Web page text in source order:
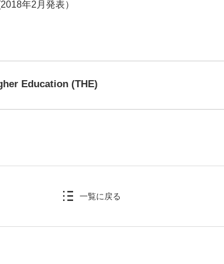
年2月発表）
Education (THE)
一覧に戻る